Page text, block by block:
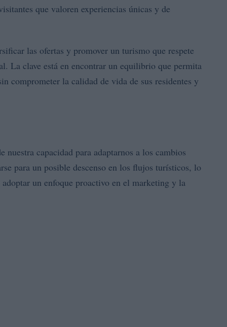
que valoren experiencias únicas y de
las ofertas y promover un turismo que respete
La clave está en encontrar un equilibrio que permita
comprometer la calidad de vida de sus residentes y
capacidad para adaptarnos a los cambios
para un posible descenso en los flujos turísticos, lo
un enfoque proactivo en el marketing y la